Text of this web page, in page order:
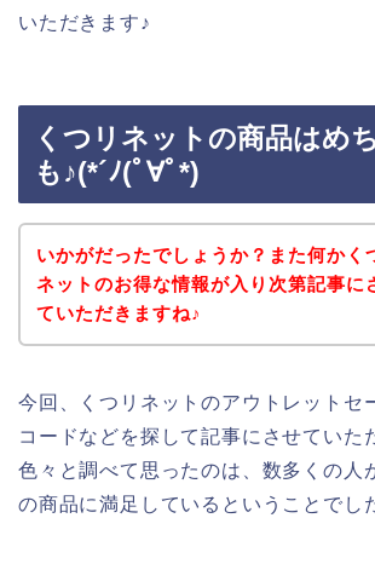
いただきます♪
くつリネットの商品はめ
も♪(*´ﾉ(ﾟ∀ﾟ*)
いかがだったでしょうか？また何かく
ネットのお得な情報が入り次第記事に
ていただきますね♪
今回、くつリネットのアウトレットセ
コードなどを探して記事にさせていた
色々と調べて思ったのは、数多くの人
の商品に満足しているということでし